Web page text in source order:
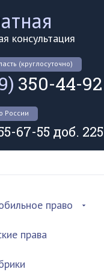
консультация
(круглосуточно)
350-44-92
России
67-55 доб. 225
право
права